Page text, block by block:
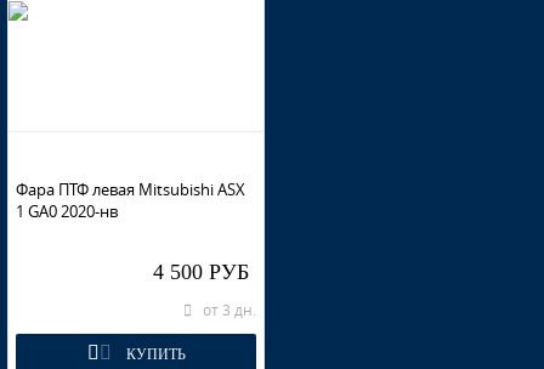
Фара ПТФ левая Mitsubishi ASX
1 GA0 2020-нв
4 500 РУБ
от 3 дн.
КУПИТЬ